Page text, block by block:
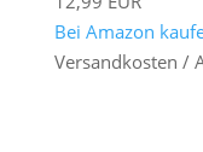
Bei Amazon
Versandkosten /